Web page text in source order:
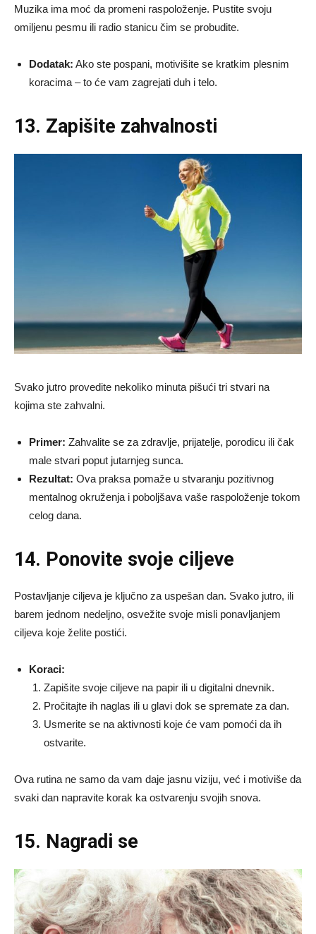
Muzika ima moć da promeni raspoloženje. Pustite svoju
omiljenu pesmu ili radio stanicu čim se probudite.
Dodatak: Ako ste pospani, motivišite se kratkim plesnim
koracima – to će vam zagrejati duh i telo.
13. Zapišite zahvalnosti
Svako jutro provedite nekoliko minuta pišući tri stvari na
kojima ste zahvalni.
Primer: Zahvalite se za zdravlje, prijatelje, porodicu ili čak
male stvari poput jutarnjeg sunca.
Rezultat: Ova praksa pomaže u stvaranju pozitivnog
mentalnog okruženja i poboljšava vaše raspoloženje tokom
celog dana.
14. Ponovite svoje ciljeve
Postavljanje ciljeva je ključno za uspešan dan. Svako jutro, ili
barem jednom nedeljno, osvežite svoje misli ponavljanjem
ciljeva koje želite postići.
Koraci:
Zapišite svoje ciljeve na papir ili u digitalni dnevnik.
Pročitajte ih naglas ili u glavi dok se spremate za dan.
Usmerite se na aktivnosti koje će vam pomoći da ih
ostvarite.
Ova rutina ne samo da vam daje jasnu viziju, već i motiviše da
svaki dan napravite korak ka ostvarenju svojih snova.
15. Nagradi se